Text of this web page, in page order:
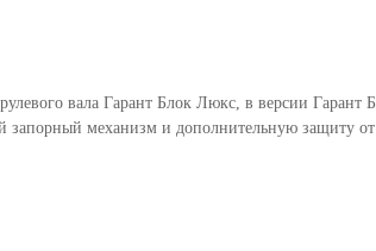
вала Гарант Блок Люкс, в версии
механизм и дополнительную защиту